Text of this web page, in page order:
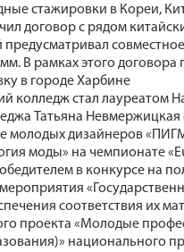
стажировки в Кореи,
договор с рядом
предусматривал
В рамках этого
в городе Харбине
колледж стал лауреатом
Татьяна
молодых дизайнеров
моды» на чемпионате
в конкурсе на
соответствия их
проекта «Молодые
национального